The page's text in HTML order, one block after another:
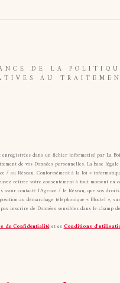
DE LA
AU
dans un fichier informatisé par La
de vos Données personnelles. La base
/ au Réseau. Conformément à la loi «
retirer votre consentement à tout moment
avoir contacté l'Agence / le Réseau, que vos
au démarchage téléphonique « Bloctel »,
inscrire de Données sensibles dans le champ
de Confidentialitéet esConditions